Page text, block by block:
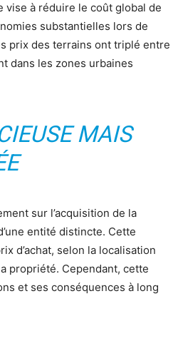
à réduire le coût global de
substantielles lors de
prix des terrains ont triplé entre
dans les zones urbaines
MAIS
sur l’acquisition de la
entité distincte. Cette
d’achat, selon la localisation
propriété. Cependant, cette
et ses conséquences à long